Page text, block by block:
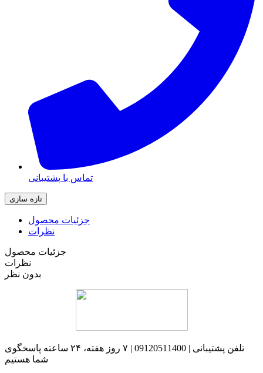
تماس با پشتیبانی
جزئیات محصول
نظرات
جزئیات محصول
نظرات
بدون نظر
تلفن پشتیبانی | 09120511400 | ۷ روز هفته، ۲۴ ساعته پاسخگوی
شما هستیم